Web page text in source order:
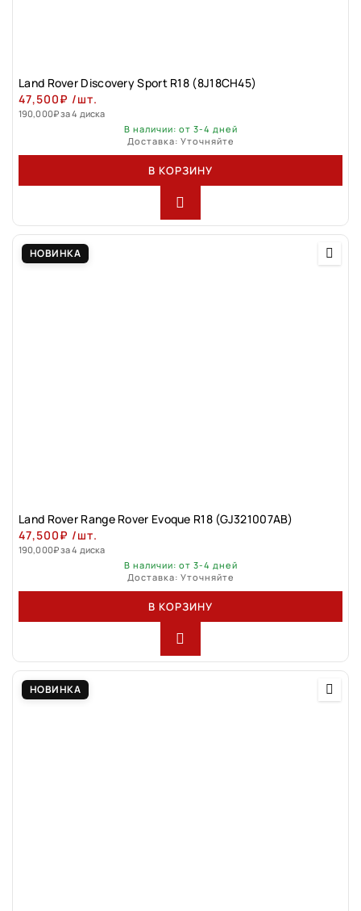
Land Rover Discovery Sport R18 (8J18CH45)
47,500₽ /шт.
190,000₽за 4 диска
В наличии: от 3-4 дней
Доставка: Уточняйте
В КОРЗИНУ
НОВИНКА
Land Rovеr Rаngе Rоver Evоque R18 (GJ321007АВ)
47,500₽ /шт.
190,000₽за 4 диска
В наличии: от 3-4 дней
Доставка: Уточняйте
В КОРЗИНУ
НОВИНКА